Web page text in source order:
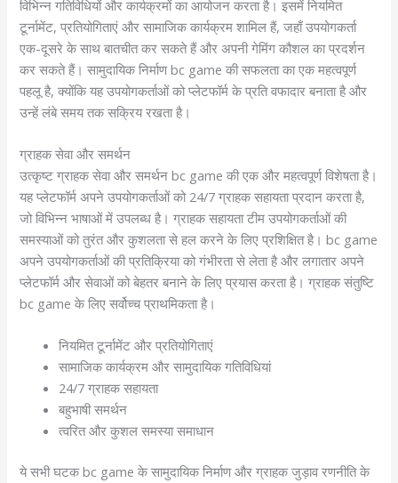
विभिन्न गतिविधियों और कार्यक्रमों का आयोजन करता है। इसमें नियमित
टूर्नामेंट, प्रतियोगिताएं और सामाजिक कार्यक्रम शामिल हैं, जहाँ उपयोगकर्ता
एक-दूसरे के साथ बातचीत कर सकते हैं और अपनी गेमिंग कौशल का प्रदर्शन
कर सकते हैं। सामुदायिक निर्माण bc game की सफलता का एक महत्वपूर्ण
पहलू है, क्योंकि यह उपयोगकर्ताओं को प्लेटफॉर्म के प्रति वफादार बनाता है और
उन्हें लंबे समय तक सक्रिय रखता है।
ग्राहक सेवा और समर्थन
उत्कृष्ट ग्राहक सेवा और समर्थन bc game की एक और महत्वपूर्ण विशेषता है।
यह प्लेटफॉर्म अपने उपयोगकर्ताओं को 24/7 ग्राहक सहायता प्रदान करता है,
जो विभिन्न भाषाओं में उपलब्ध है। ग्राहक सहायता टीम उपयोगकर्ताओं की
समस्याओं को तुरंत और कुशलता से हल करने के लिए प्रशिक्षित है। bc game
अपने उपयोगकर्ताओं की प्रतिक्रिया को गंभीरता से लेता है और लगातार अपने
प्लेटफॉर्म और सेवाओं को बेहतर बनाने के लिए प्रयास करता है। ग्राहक संतुष्टि
bc game के लिए सर्वोच्च प्राथमिकता है।
नियमित टूर्नामेंट और प्रतियोगिताएं
सामाजिक कार्यक्रम और सामुदायिक गतिविधियां
24/7 ग्राहक सहायता
बहुभाषी समर्थन
त्वरित और कुशल समस्या समाधान
ये सभी घटक bc game के सामुदायिक निर्माण और ग्राहक जुड़ाव रणनीति के